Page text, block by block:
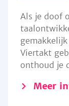
Als je doof
Viertakt
onthoud je
Meer